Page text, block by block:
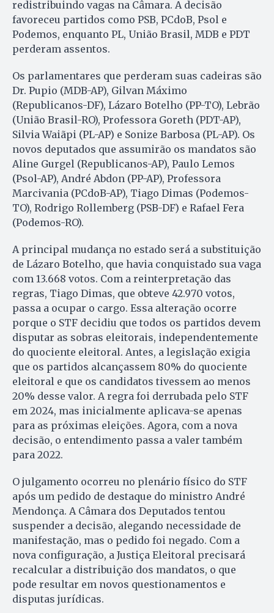
redistribuindo vagas na Câmara. A decisão
favoreceu partidos como PSB, PCdoB, Psol e
Podemos, enquanto PL, União Brasil, MDB e PDT
perderam assentos.
Os parlamentares que perderam suas cadeiras são
Dr. Pupio (MDB-AP), Gilvan Máximo
(Republicanos-DF), Lázaro Botelho (PP-TO), Lebrão
(União Brasil-RO), Professora Goreth (PDT-AP),
Silvia Waiãpi (PL-AP) e Sonize Barbosa (PL-AP). Os
novos deputados que assumirão os mandatos são
Aline Gurgel (Republicanos-AP), Paulo Lemos
(Psol-AP), André Abdon (PP-AP), Professora
Marcivania (PCdoB-AP), Tiago Dimas (Podemos-
TO), Rodrigo Rollemberg (PSB-DF) e Rafael Fera
(Podemos-RO).
A principal mudança no estado será a substituição
de Lázaro Botelho, que havia conquistado sua vaga
com 13.668 votos. Com a reinterpretação das
regras, Tiago Dimas, que obteve 42.970 votos,
passa a ocupar o cargo. Essa alteração ocorre
porque o STF decidiu que todos os partidos devem
disputar as sobras eleitorais, independentemente
do quociente eleitoral. Antes, a legislação exigia
que os partidos alcançassem 80% do quociente
eleitoral e que os candidatos tivessem ao menos
20% desse valor. A regra foi derrubada pelo STF
em 2024, mas inicialmente aplicava-se apenas
para as próximas eleições. Agora, com a nova
decisão, o entendimento passa a valer também
para 2022.
O julgamento ocorreu no plenário físico do STF
após um pedido de destaque do ministro André
Mendonça. A Câmara dos Deputados tentou
suspender a decisão, alegando necessidade de
manifestação, mas o pedido foi negado. Com a
nova configuração, a Justiça Eleitoral precisará
recalcular a distribuição dos mandatos, o que
pode resultar em novos questionamentos e
disputas jurídicas.